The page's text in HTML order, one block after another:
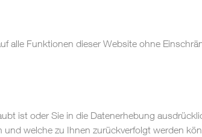
alle Funktionen dieser Website ohne
ist oder Sie in die Datenerhebung
welche zu Ihnen zurückverfolgt werden